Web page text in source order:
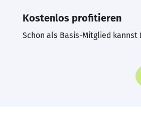
Kostenlos profitieren
Schon als Basis-Mitglied kannst